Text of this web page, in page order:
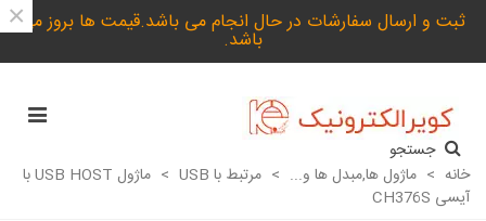
ثبت و ارسال سفارشات در حال انجام می باشد.قیمت ها بروز می
باشد.
×
جستجو
خانه > ماژول ها,مبدل ها و... > مرتبط با USB >
ماژول USB HOST با
آیسی CH376S